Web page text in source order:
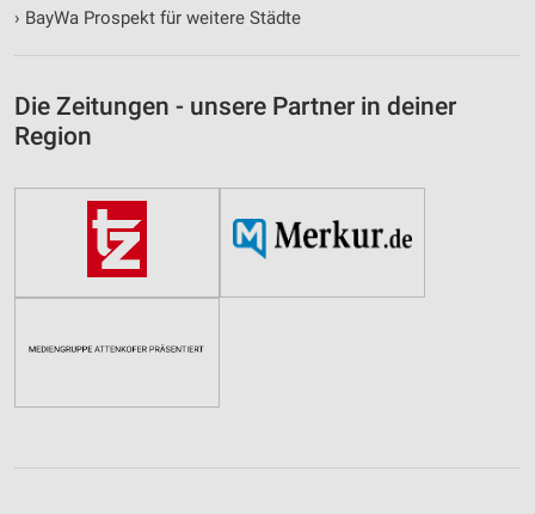
› BayWa Prospekt für weitere Städte
Die Zeitungen - unsere Partner in deiner
Region